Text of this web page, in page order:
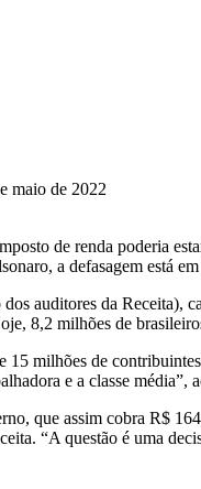
maio de 2022
de renda poderia
a defasagem está
auditores da Receita),
8,2 milhões de
15 milhões de
e a classe média”,
que assim cobra R$
“A questão é uma